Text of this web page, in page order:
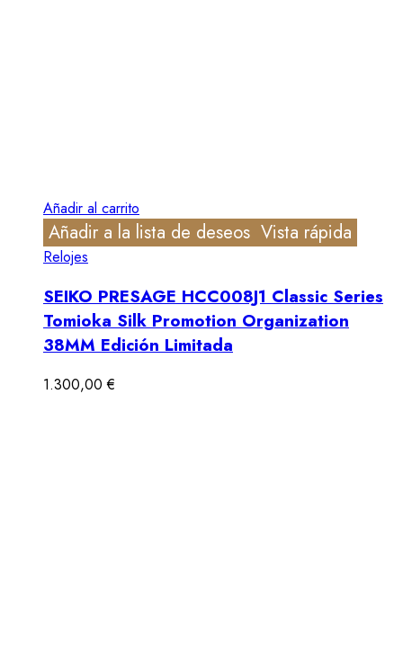
Añadir al carrito
Añadir a la lista de deseos Vista rápida
Relojes
SEIKO PRESAGE HCC008J1 Classic Series
Tomioka Silk Promotion Organization
38MM Edición Limitada
1.300,00€